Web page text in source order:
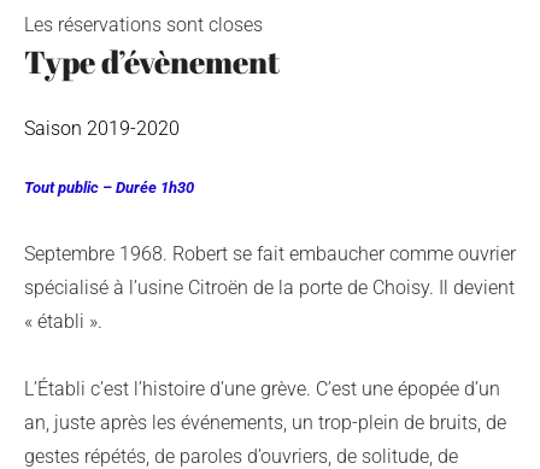
Les réservations sont closes
Type d’évènement
Saison 2019-2020
Tout public – Durée 1h30
Septembre 1968. Robert se fait embaucher comme ouvrier
spécialisé à l’usine Citroën de la porte de Choisy. Il devient
« établi ».
L’Établi c’est l’histoire d’une grève. C’est une épopée d’un
an, juste après les événements, un trop-plein de bruits, de
gestes répétés, de paroles d’ouvriers, de solitude, de